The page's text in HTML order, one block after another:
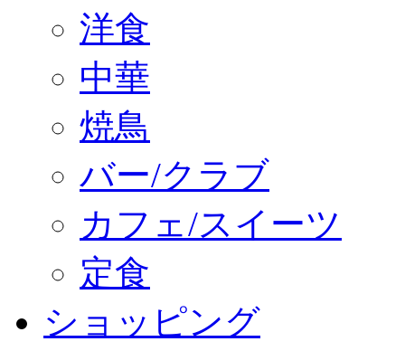
洋食
中華
焼鳥
バー/クラブ
カフェ/スイーツ
定食
ショッピング